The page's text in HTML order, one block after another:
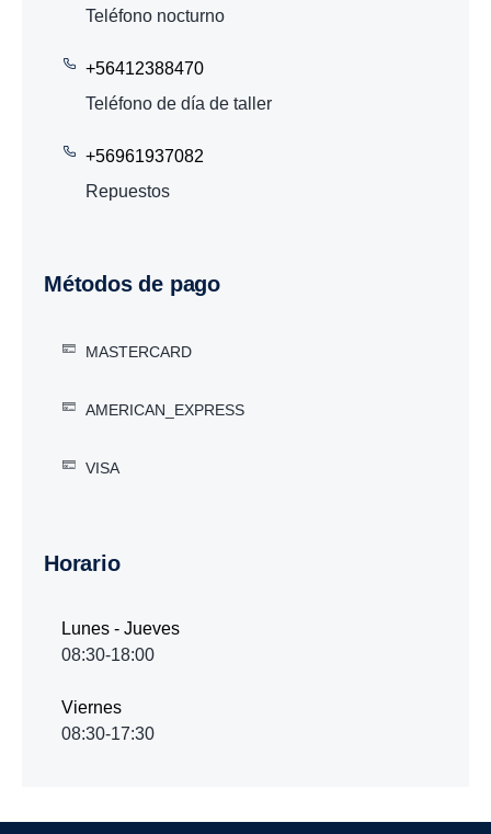
Teléfono nocturno
+56412388470
Teléfono de día de taller
+56961937082
Repuestos
Métodos de pago
MASTERCARD
AMERICAN_EXPRESS
VISA
Horario
Lunes - Jueves
08:30-18:00
Viernes
08:30-17:30